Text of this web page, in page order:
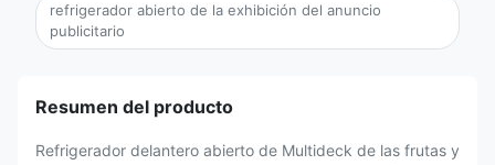
refrigerador abierto de la exhibición del anuncio
publicitario
Resumen del producto
Refrigerador delantero abierto de Multideck de las frutas y